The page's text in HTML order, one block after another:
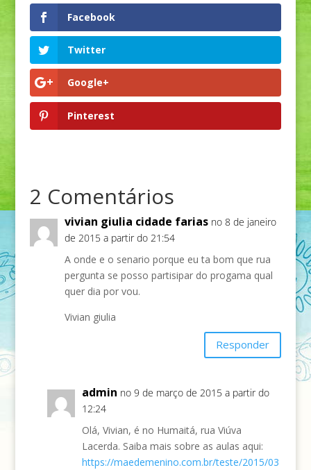
Facebook
Twitter
Google+
Pinterest
2 Comentários
vivian giulia cidade farias no 8 de janeiro
de 2015 a partir do 21:54
A onde e o senario porque eu ta bom que rua
pergunta se posso partisipar do progama qual
quer dia por vou.
Vivian giulia
Responder
admin no 9 de março de 2015 a partir do
12:24
Olá, Vivian, é no Humaitá, rua Viúva
Lacerda. Saiba mais sobre as aulas aqui:
https://maedemenino.com.br/teste/2015/03